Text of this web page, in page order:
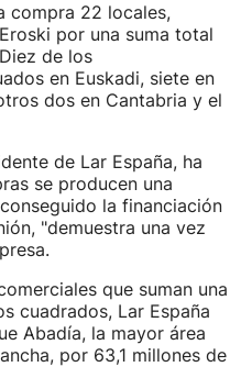
compra 22 locales,
por una suma total
de los
en Euskadi, siete en
dos en Cantabria y el
de Lar España, ha
se producen una
la financiación
"demuestra una vez
que suman una
cuadrados, Lar España
Abadía, la mayor área
por 63,1 millones de